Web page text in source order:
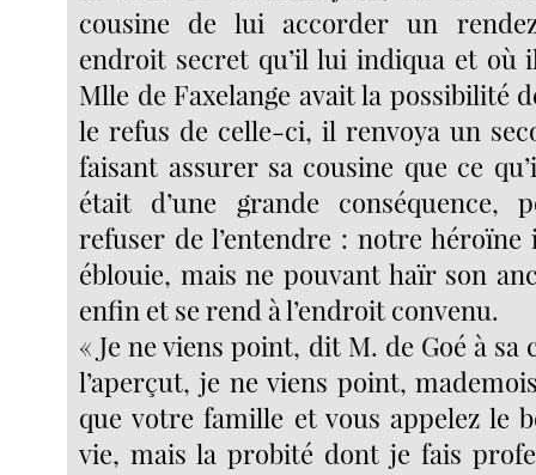
cousine de lui accorder un
endroit secret qu’il lui indiqua et où
Mlle de Faxelange avait la possibilité
le refus de celle-ci, il renvoya un
faisant assurer sa cousine que ce
était d’une grande conséquence,
refuser de l’entendre : notre héroïne
éblouie, mais ne pouvant haïr son
enfin et se rend à l’endroit convenu.
« Je ne viens point, dit M. de Goé à sa
l’aperçut, je ne viens point,
que votre famille et vous appelez le
vie, mais la probité dont je fais